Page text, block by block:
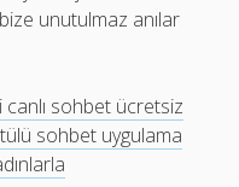
bize unutulmaz anılar
canlı sohbet ücretsiz
sohbet uygulama